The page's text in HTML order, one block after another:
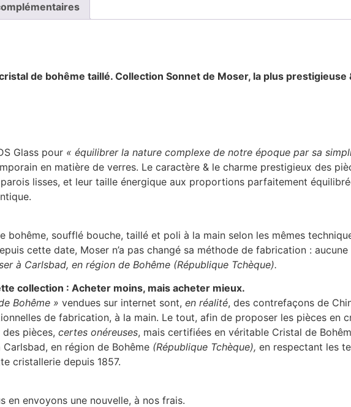
de bohême taillé. Collection Sonnet de Moser, la plus
Glass pour « équilibrer la nature complexe de notre époque par sa
en matière de verres. Le caractère & le charme prestigieux des
lisses, et leur taille énergique aux proportions parfaitement
bohême, soufflé bouche, taillé et poli à la main selon les mêmes
cette date, Moser n’a pas changé sa méthode de fabrication : aucune
à Carlsbad, en région de Bohême (République Tchèque).
collection : Acheter moins, mais acheter mieux.
Bohême » vendues sur internet sont, en réalité, des contrefaçons de
de fabrication, à la main. Le tout, afin de proposer les pièces en
pièces, certes onéreuses, mais certifiées en véritable Cristal de
en région de Bohême (République Tchèque), en respectant les
cristallerie depuis 1857.
en envoyons une nouvelle, à nos frais.